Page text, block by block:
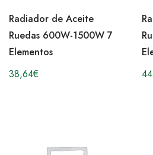
Radiador de Aceite
Ruedas 600W-1500W 7
Elementos
38,64€